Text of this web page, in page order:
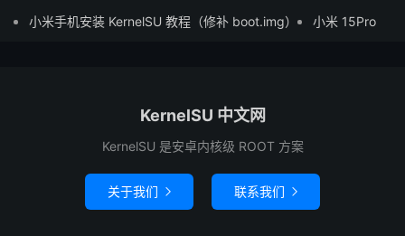
小米手机安装 KernelSU 教程（修补 boot.img）
小米 15Pro
KernelSU 中文网
KernelSU 是安卓内核级 ROOT 方案
关于我们  联系我们 